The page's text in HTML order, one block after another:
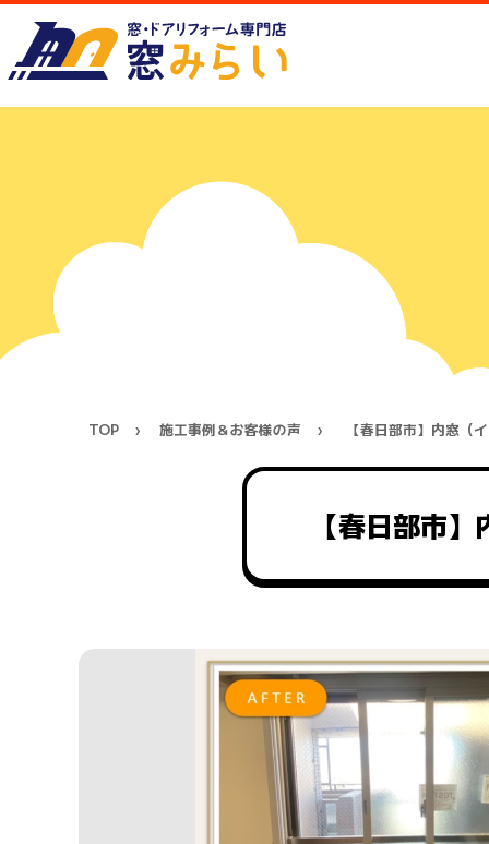
TOP 施工事例＆お客様の声 【春日部市】内窓（
【春日部市